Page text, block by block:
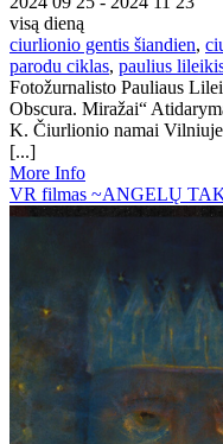
visą dieną
ciurlionio gentis šiandien,
parodu ciklas, paulius
Fotožurnalisto Pauliaus
Obscura. Miražai“
K. Čiurlionio namai Vilniuje
[...]
More Info
VR filmas ~ANGELŲ